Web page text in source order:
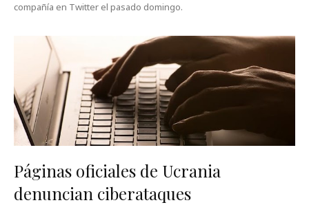
compañía en Twitter el pasado domingo.
Páginas oficiales de Ucrania
denuncian ciberataques